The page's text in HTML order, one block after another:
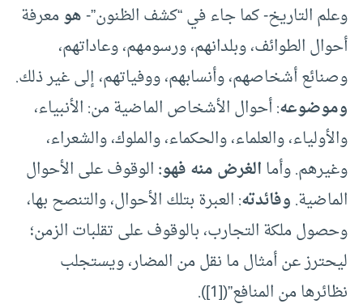
وعلم التاريخ- كما جاء في “كشف الظنون”-هومعرفة
أحوال الطوائف، وبلدانهم، ورسومهم، وعاداتهم،
وصنائع أشخاصهم، وأنسابهم، ووفياتهم، إلى غير ذلك.
وموضوعه: أحوال الأشخاص الماضية من: الأنبياء،
والأولياء، والعلماء، والحكماء، والملوك، والشعراء،
وغيرهم. وأماالغرض منه فهو:الوقوف على الأحوال
الماضية.وفائدته: العبرة بتلك الأحوال، والتنصح بها،
وحصول ملكة التجارب، بالوقوف على تقلبات الزمن؛
ليحترز عن أمثال ما نقل من المضار، ويستجلب
نظائرها من المنافع”([1]
).